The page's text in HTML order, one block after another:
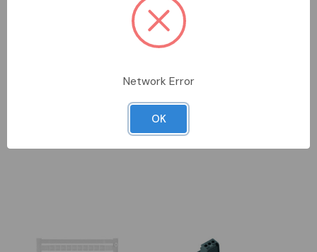
Prodotti Da Abbinare
Network Error
OK